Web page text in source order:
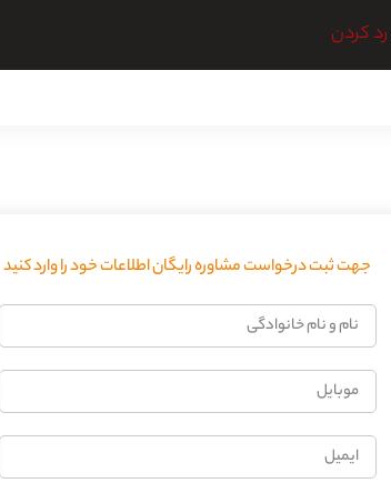
رد کردن
جهت ثبت درخواست مشاوره رایگان اطلاعات خود را وارد کنید
نام
و
نام
خانوادگی
موبایل
ایمیل